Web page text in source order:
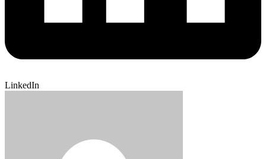
LinkedIn